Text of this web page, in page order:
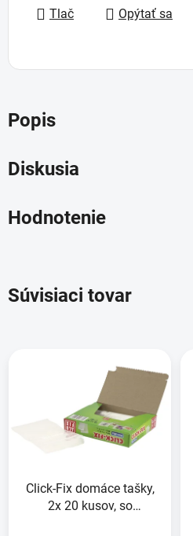
Tlač Opýtať sa
Popis
Diskusia
Hodnotenie
Súvisiaci tovar
Click-Fix domáce tašky,
2x 20 kusov, so